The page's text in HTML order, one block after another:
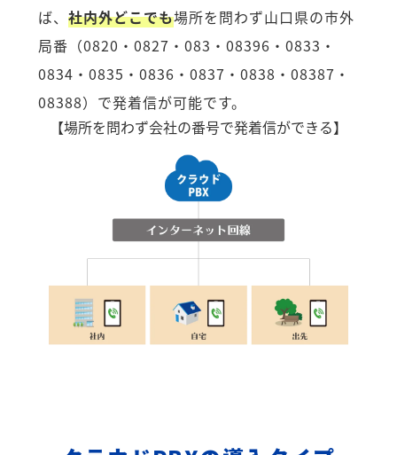
ば、 社内外どこでも場所を問わず山口県の市外
局番（0820・0827・083・08396・0833・
0834・0835・0836・0837・0838・08387・
08388）で発着信が可能です。
【場所を問わず会社の番号で発着信ができる】